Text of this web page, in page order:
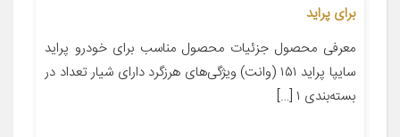
برای پراید
معرفی محصول جزئیات محصول مناسب برای خودرو پراید
سایپا پراید ۱۵۱ (وانت) ویژگی‌های هرزگرد دارای شیار تعداد در
بسته‌بندی ۱ […]